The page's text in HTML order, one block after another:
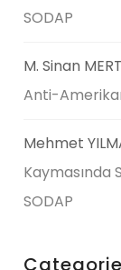
SODAP
M. Sinan
Anti-
Mehmet
Kaymasında
SODAP